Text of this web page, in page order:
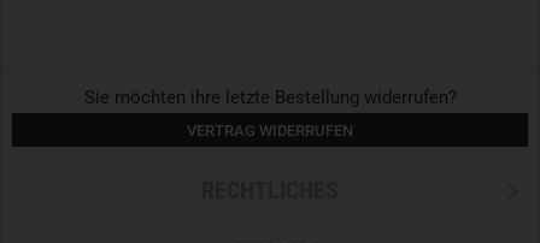
Sie möchten ihre letzte Bestellung widerrufen?
VERTRAG WIDERRUFEN